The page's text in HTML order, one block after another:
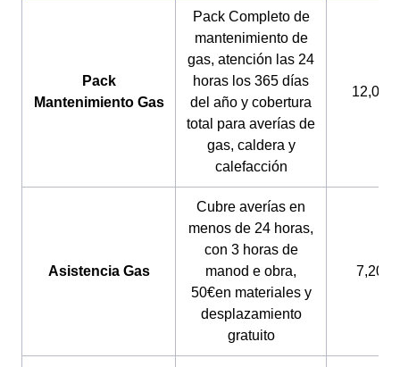
Pack
Mantenimiento Gas
Pack Completo de
mantenimiento de
gas, atención las 24
horas los 365 días
del año y cobertura
total para averías de
gas, caldera y
calefacción
12,04€
Asistencia Gas
Cubre averías en
menos de 24 horas,
con 3 horas de
manod e obra,
50€en materiales y
desplazamiento
gratuito
7,20€